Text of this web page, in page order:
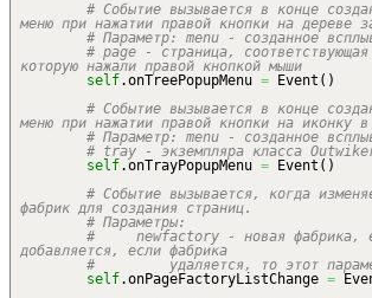
# Событие вызывается в конце
меню при нажатии правой кнопки на дереве
# Параметр: menu - созданное
# page - страница,
которую нажали правой кнопкой мыши
self.onTreePopupMenu = Event ( )
# Событие вызывается в конце
меню при нажатии правой кнопки на иконку
# Параметр: menu - созданное
# tray - экземпляра класса
self.onTrayPopupMenu = Event ( )
# Событие вызывается, когда
фабрик для создания страниц.
# Параметры:
# newfactory - новая фабрика,
добавляется, если фабрика
# удаляется, то этот
self.onPageFactoryListChange =